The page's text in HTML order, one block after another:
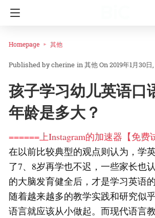
Homepage 其他
cherine in其他On 2019年1月30日
孩子学习幼儿英语口
年龄是多大？
======上Instagram的加速器【免费
在以前比较典型的观点则认为，学
了7、8岁再学也不迟，一些家长也
的大脑发育健全后，才是学习英语
随着越来越多的教学实践和研究似
语言就应该从小做起。而现代语言